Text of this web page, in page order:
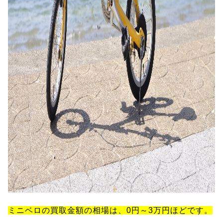
ミニベロの買取金額の相場は、0円～3万円ほどです。